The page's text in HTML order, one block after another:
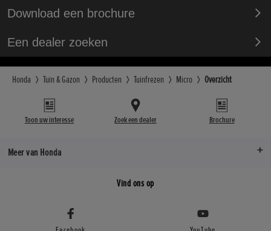
Download een brochure
Een dealer zoeken
Honda Tuin & Gazon Producten Tuinfrezen Micro Overzicht
Toon uw interesse Zoek een dealer Brochure
Meer van Honda
Vind ons op